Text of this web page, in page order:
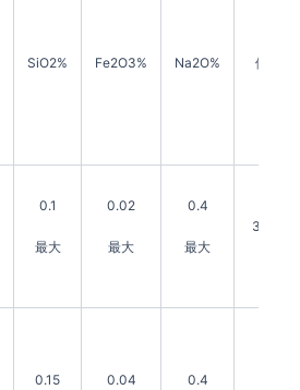
SiO2% Fe2O3% Na2O% 体積密
0.1
最大
0.02
最大
0.4
最大
3.5g/
0.15 0.04 0.4